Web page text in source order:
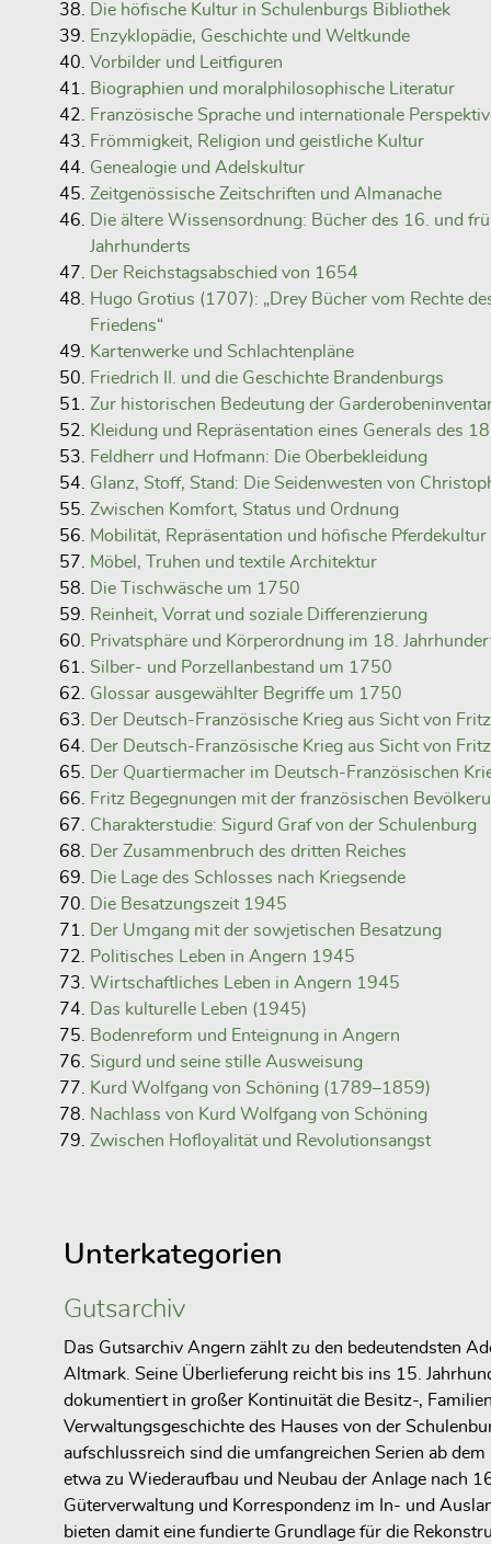
Die höfische Kultur in Schulenburgs Bibliothek
Enzyklopädie, Geschichte und Weltkunde
Vorbilder und Leitfiguren
Biographien und moralphilosophische Literatur
Französische Sprache und internationale
Frömmigkeit, Religion und geistliche Kultur
Genealogie und Adelskultur
Zeitgenössische Zeitschriften und Almanache
Die ältere Wissensordnung: Bücher des 16. und
Jahrhunderts
Der Reichstagsabschied von 1654
Hugo Grotius (1707): „Drey Bücher vom Rechte
Friedens“
Kartenwerke und Schlachtenpläne
Friedrich II. und die Geschichte Brandenburgs
Zur historischen Bedeutung der
Kleidung und Repräsentation eines Generals des
Feldherr und Hofmann: Die Oberbekleidung
Glanz, Stoff, Stand: Die Seidenwesten von
Zwischen Komfort, Status und Ordnung
Mobilität, Repräsentation und höfische Pferdekultur
Möbel, Truhen und textile Architektur
Die Tischwäsche um 1750
Reinheit, Vorrat und soziale Differenzierung
Privatsphäre und Körperordnung im 18.
Silber- und Porzellanbestand um 1750
Glossar ausgewählter Begriffe um 1750
Der Deutsch-Französische Krieg aus Sicht von
Der Deutsch-Französische Krieg aus Sicht von
Der Quartiermacher im Deutsch-Französischen
Fritz Begegnungen mit der französischen
Charakterstudie: Sigurd Graf von der Schulenburg
Der Zusammenbruch des dritten Reiches
Die Lage des Schlosses nach Kriegsende
Die Besatzungszeit 1945
Der Umgang mit der sowjetischen Besatzung
Politisches Leben in Angern 1945
Wirtschaftliches Leben in Angern 1945
Das kulturelle Leben (1945)
Bodenreform und Enteignung in Angern
Sigurd und seine stille Ausweisung
Kurd Wolfgang von Schöning (1789–1859)
Nachlass von Kurd Wolfgang von Schöning
Zwischen Hofloyalität und Revolutionsangst
Unterkategorien
Gutsarchiv
Das Gutsarchiv Angern zählt zu den bedeutendsten
Altmark. Seine Überlieferung reicht bis ins 15.
dokumentiert in großer Kontinuität die Besitz-,
Verwaltungsgeschichte des Hauses von der
aufschlussreich sind die umfangreichen Serien ab
etwa zu Wiederaufbau und Neubau der Anlage nach
Güterverwaltung und Korrespondenz im In- und
bieten damit eine fundierte Grundlage für die